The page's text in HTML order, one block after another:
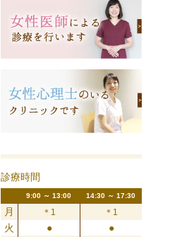
診療時間
9:00 ～ 13:00 14:30 ～ 17:30
月 ＊1 ＊1
火 ●
●